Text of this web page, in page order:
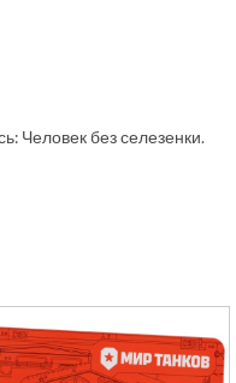
Человек без селезенки.